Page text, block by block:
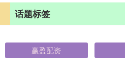
话题标签
赢盈配资